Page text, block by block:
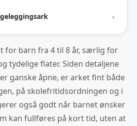
›
for barn fra 4 til 8 år, særlig for
tydelige flater. Siden detaljene
ganske åpne, er arket fint både
på skolefritidsordningen og i
også godt når barnet ønsker
kan fullføres på kort tid, uten at